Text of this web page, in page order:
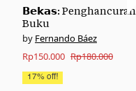
𝗕𝗲𝗸𝗮𝘀: Penghancuran
Buku
Fernando Báez
Rp180.000
Original
price
Rp150.000
Current
price
17% off!